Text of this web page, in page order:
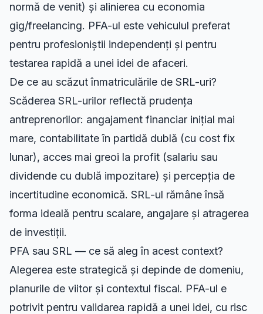
normă de venit) și alinierea cu economia
gig/freelancing. PFA-ul este vehiculul preferat
pentru profesioniștii independenți și pentru
testarea rapidă a unei idei de afaceri.
De ce au scăzut înmatriculările de SRL-uri?
Scăderea SRL-urilor reflectă prudența
antreprenorilor: angajament financiar inițial mai
mare, contabilitate în partidă dublă (cu cost fix
lunar), acces mai greoi la profit (salariu sau
dividende cu dublă impozitare) și percepția de
incertitudine economică. SRL-ul rămâne însă
forma ideală pentru scalare, angajare și atragerea
de investiții.
PFA sau SRL — ce să aleg în acest context?
Alegerea este strategică și depinde de domeniu,
planurile de viitor și contextul fiscal. PFA-ul e
potrivit pentru validarea rapidă a unei idei, cu risc